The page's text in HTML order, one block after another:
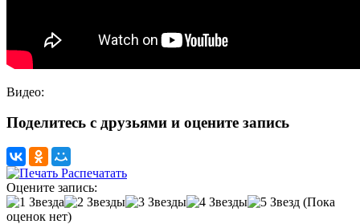
Видео:
Поделитесь с друзьями и оцените запись
Распечатать
Оцените запись:
(Пока
оценок нет)